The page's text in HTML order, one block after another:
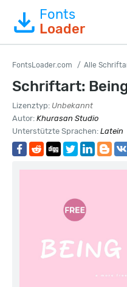
Fonts
Loader
FontsLoader.com Alle
Schriftart:
Lizenztyp: Unbekannt
Autor: Khurasan Studio
Unterstützte Sprachen: Latein